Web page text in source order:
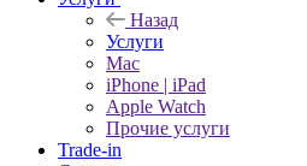
Назад
Услуги
Mac
iPhone | iPad
Apple Watch
Прочие услуги
Trade-in